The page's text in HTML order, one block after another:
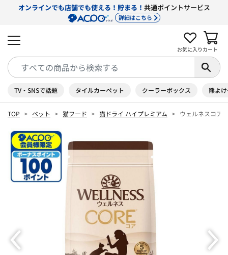
オンラインでも店舗でも使える！貯まる！ 共通ポイントサービス
詳細はこちら
お気に入り カート
TV・SNSで話題 タイルカーペット クーラーボックス 熊よ
TOP ペット 猫フード 猫ドライ ハイプレミアム ウェルネスコア